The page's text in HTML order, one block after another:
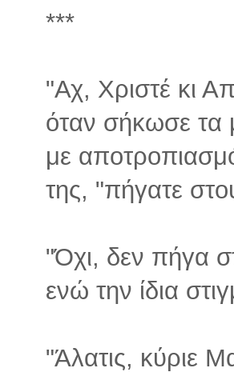
***
"Αχ, Χριστέ κι
όταν σήκωσε τα
με
της, "πήγατε
"Όχι, δεν πήγα
ενώ την ίδια
"Άλατις, κύριε